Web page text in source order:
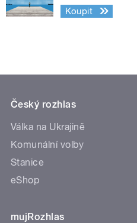
Koupit
Český rozhlas
Válka na Ukrajině
Komunální volby
Stanice
eShop
mujRozhlas